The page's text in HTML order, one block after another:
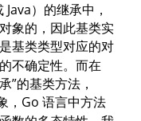
）的继承中，
象的，因此基类实
基类类型对应的对
不确定性。而在
”的基类方法，
，Go 语言中方法